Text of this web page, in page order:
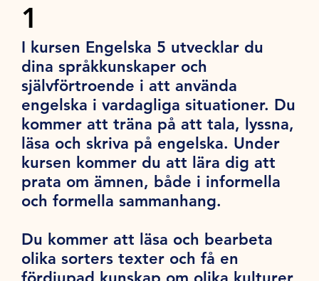
1
I kursen Engelska 5 utvecklar du
dina språkkunskaper och
självförtroende i att använda
engelska i vardagliga situationer. Du
kommer att träna på att tala, lyssna,
läsa och skriva på engelska. Under
kursen kommer du att lära dig att
prata om ämnen, både i informella
och formella sammanhang.
Du kommer att läsa och bearbeta
olika sorters texter och få en